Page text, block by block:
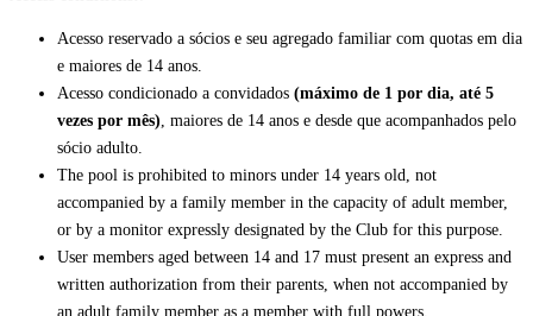
Acesso reservado a sócios e seu agregado familiar com quotas em dia
e maiores de 14 anos.
Acesso condicionado a convidados (máximo de 1 por dia, até 5
vezes por mês) , maiores de 14 anos e desde que acompanhados pelo
sócio adulto.
The pool is prohibited to minors under 14 years old, not
accompanied by a family member in the capacity of adult member,
or by a monitor expressly designated by the Club for this purpose.
User members aged between 14 and 17 must present an express and
written authorization from their parents, when not accompanied by
an adult family member as a member with full powers.